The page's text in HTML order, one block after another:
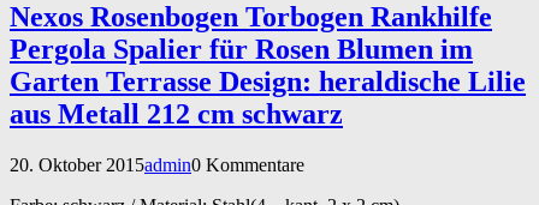
Nexos Rosenbogen Torbogen Rankhilfe
Pergola Spalier für Rosen Blumen im
Garten Terrasse Design: heraldische Lilie
aus Metall 212 cm schwarz
20. Oktober 2015admin0 Kommentare